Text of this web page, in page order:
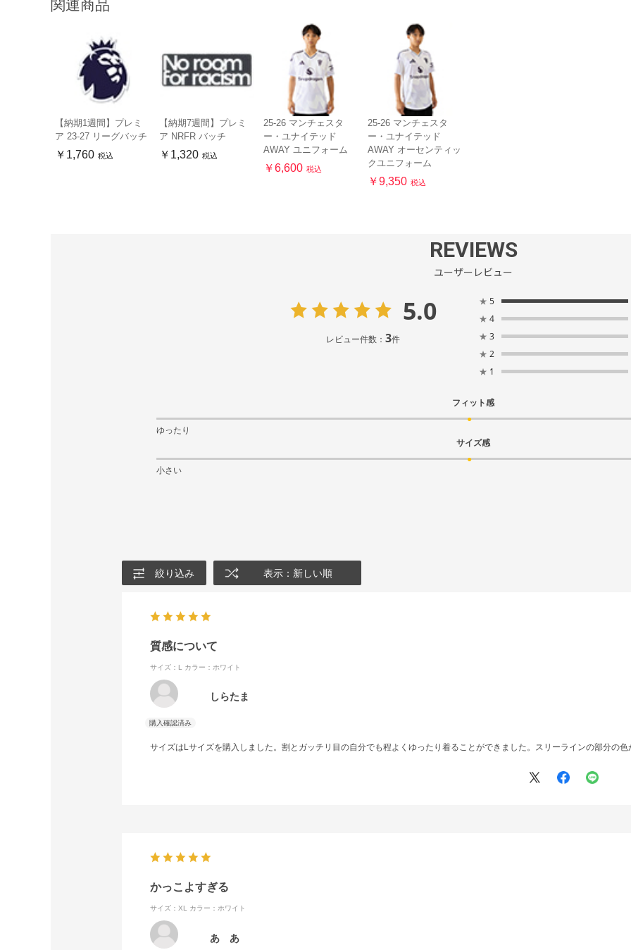
関連商品
【納期1週間】プレミ
ア 23-27 リーグバッチ
￥1,760 税込
【納期7週間】プレミ
ア NRFR バッチ
￥1,320 税込
25-26 マンチェスタ
ー・ユナイテッド
AWAY ユニフォーム
￥6,600 税込
25-26 マンチェスタ
ー・ユナイテッド
AWAY オーセンティッ
クユニフォーム
￥9,350 税込
REVIEWS
ユーザーレビュー
5.0
レビュー件数： 3件
★ 5
★ 4
★ 3
★ 2
★ 1
フィット感
ゆったり
サイズ感
小さい
絞り込み 表示：新しい順
質感について
サイズ：L カラー：ホワイト
しらたま
サイズはLサイズを購入しました。割とガッチリ目の自分でも程よくゆったり着ることができました。スリーラインの部分の色
かっこよすぎる
サイズ：XL カラー：ホワイト
あ あ